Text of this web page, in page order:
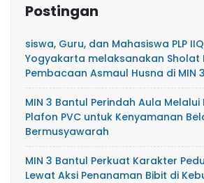
Postingan
siswa, Guru, dan Mahasiswa PLP
Yogyakarta melaksanakan Sholat
Pembacaan Asmaul Husna di MIN
MIN 3 Bantul Perindah Aula
Plafon PVC untuk Kenyamanan
Bermusyawarah
MIN 3 Bantul Perkuat Karakter
Lewat Aksi Penanaman Bibit di